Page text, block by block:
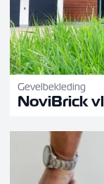
Gevelbekleding
NoviBrick